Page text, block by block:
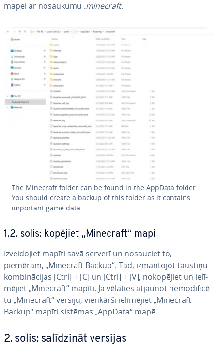
mapei ar nosaukumu .minecraft.
The Minecraft folder can be found in the AppData folder.
You should create a backup of this folder as it contains
important game data.
1.2. solis: kopējiet „Minecraft“ mapi
Iz­vei­do­jiet mapīti savā serverī un nosauciet to,
piemēram, „Minecraft Backup“. Tad, iz­man­to­jot taustiņu
kom­bi­nā­ci­jas [Ctrl] + [C] un [Ctrl] + [V], no­ko­pē­jiet un ie­lī­
mē­jiet „Minecraft“ mapīti. Ja vēlaties atjaunot ne­mo­di­fi­cē­
tu „Minecraft“ versiju, vienkārši ie­lī­mē­jiet „Minecraft
Backup“ mapīti sistēmas „AppData“ mapē.
2. solis: sa­lī­dzi­nāt versijas